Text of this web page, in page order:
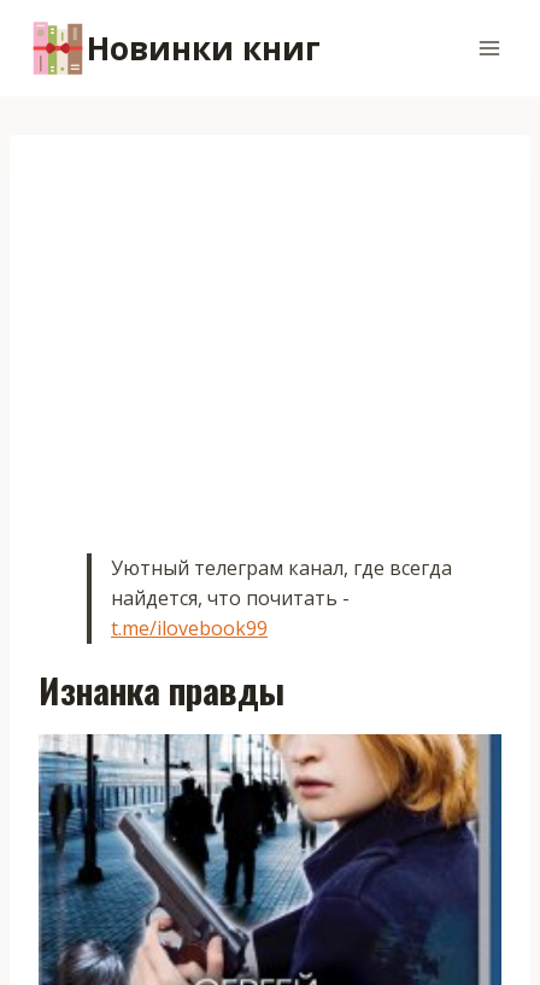
содержимому
Новинки книг
Уютный телеграм канал, где всегда
найдется, что почитать -
t.me/ilovebook99
Изнанка правды